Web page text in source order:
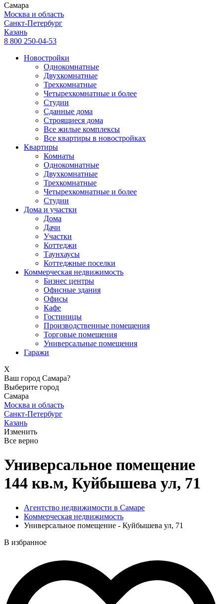
Самара
Москва и область
Санкт-Петербург
Казань
8 800 250-04-53
Новостройки
Однокомнатные
Двухкомнатные
Трехкомнатные
Четырехкомнатные и более
Студии
Сданные дома
Строящиеся дома
Все жилые комплексы
Все квартиры в новостройках
Квартиры
Комнаты
Однокомнатные
Двухкомнатные
Трехкомнатные
Четырехкомнатные и более
Студии
Дома и участки
Дома
Дачи
Участки
Коттеджи
Таунхаусы
Коттеджные поселки
Коммерческая недвижимость
Бизнес центры
Офисные здания
Офисы
Кафе
Гостиницы
Производственные помещения
Торговые помещения
Универсальные помещения
Гаражи
X
Ваш город Самара?
Выберите город
Самара
Москва и область
Санкт-Петербург
Казань
Изменить
Все верно
Универсальное помещение
144 кв.м, Куйбышева ул, 71
Агентство недвижимости в Самаре
Коммерческая недвижимость
Универсальное помещение - Куйбышева ул, 71
В избранное